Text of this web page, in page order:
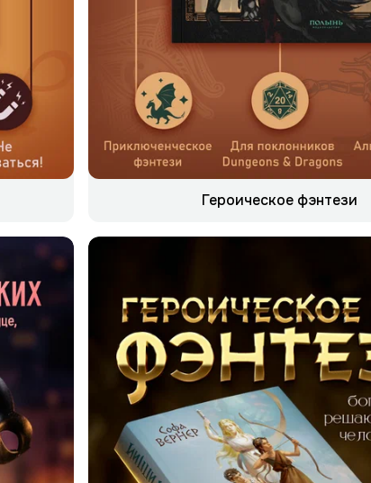
Героическое фэнтези